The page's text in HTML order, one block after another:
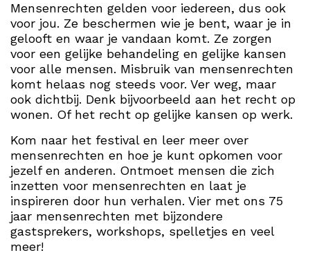
Mensenrechten gelden voor iedereen, dus ook
voor jou. Ze beschermen wie je bent, waar je in
gelooft en waar je vandaan komt. Ze zorgen
voor een gelijke behandeling en gelijke kansen
voor alle mensen. Misbruik van mensenrechten
komt helaas nog steeds voor. Ver weg, maar
ook dichtbij. Denk bijvoorbeeld aan het recht op
wonen. Of het recht op gelijke kansen op werk.
Kom naar het festival en leer meer over
mensenrechten en hoe je kunt opkomen voor
jezelf en anderen. Ontmoet mensen die zich
inzetten voor mensenrechten en laat je
inspireren door hun verhalen. Vier met ons 75
jaar mensenrechten met bijzondere
gastsprekers, workshops, spelletjes en veel
meer!